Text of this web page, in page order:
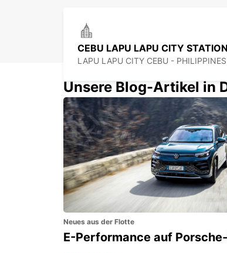
CEBU LAPU LAPU CITY STATION
LAPU LAPU CITY CEBU - PHILIPPINES
DAVAO INT. FLUGHAFEN
DAVAO - PHILIPPINES
Unsere Blog-Artikel in
Neues aus der Flotte
E-Performance auf